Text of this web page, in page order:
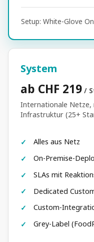
Setup: White-Glove
System
ab CHF 219 /
Internationale Netze,
Infrastruktur (25+
Alles aus Netz
On-Premise-
SLAs mit
Dedicated
Custom-
Grey-Label